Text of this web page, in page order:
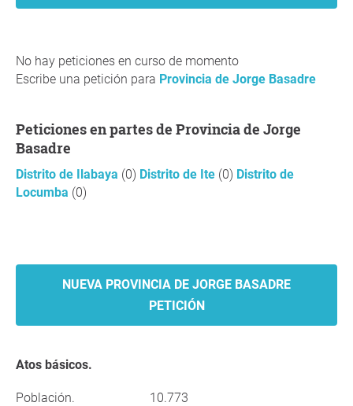
No hay peticiones en curso de momento
Escribe una petición para Provincia de Jorge Basadre
Peticiones en partes de Provincia de Jorge
Basadre
Distrito de Ilabaya (0) Distrito de Ite (0) Distrito de
Locumba (0)
NUEVA PROVINCIA DE JORGE BASADRE
PETICIÓN
Atos básicos.
Población. 10.773